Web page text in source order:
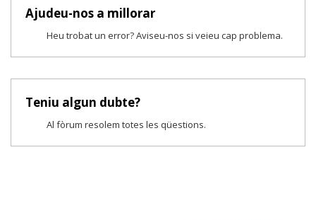
Ajudeu-nos a millorar
Heu trobat un error? Aviseu-nos si veieu cap problema.
Teniu algun dubte?
Al fòrum resolem totes les qüestions.